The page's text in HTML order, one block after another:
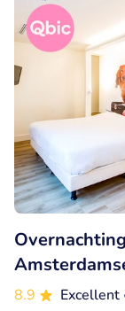
8.9 Excellent